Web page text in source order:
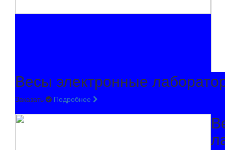
Весы электронные
Заказать Подробнее